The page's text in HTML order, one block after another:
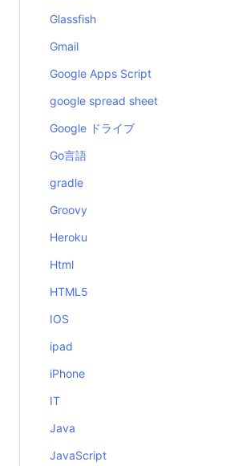
Glassfish
Gmail
Google Apps Script
google spread sheet
Google ドライブ
Go言語
gradle
Groovy
Heroku
Html
HTML5
IOS
ipad
iPhone
IT
Java
JavaScript